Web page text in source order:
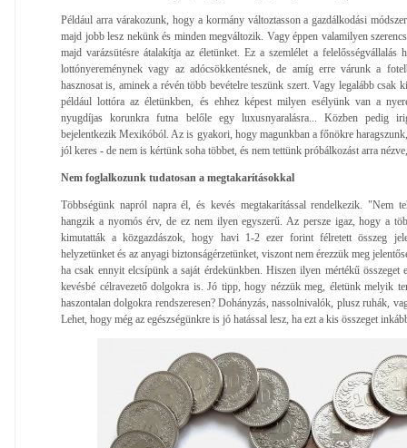
Például arra várakozunk, hogy a kormány változtasson a gazdálkodási
majd jobb lesz nekünk és minden megváltozik. Vagy éppen valamilyen
majd varázsütésre átalakítja az életünket. Ez a szemlélet a
lottónyereménynek vagy az adócsökkentésnek, de amíg erre várunk a
hasznosat is, aminek a révén több bevételre teszünk szert. Vagy legalább csak
például lottóra az életünkben, és ehhez képest milyen esélyünk van a
nyugdíjas korunkra futna belőle egy luxusnyaralásra... Közben pedig
bejelentkezik Mexikóból. Az is gyakori, hogy magunkban a főnökre
jól keres - de nem is kértünk soha többet, és nem tettünk próbálkozást arra
Nem foglalkozunk tudatosan a megtakarításokkal
Többségünk napról napra él, és kevés megtakarítással rendelkezik. "Nem
hangzik a nyomós érv, de ez nem ilyen egyszerű. Az persze igaz, hogy a
kimutatták a közgazdászok, hogy havi 1-2 ezer forint félretett összeg
helyzetünket és az anyagi biztonságérzetünket, viszont nem érezzük meg
ha csak ennyit elcsípünk a saját érdekünkben. Hiszen ilyen mértékű összeget
kevésbé célravezető dolgokra is. Jó tipp, hogy nézzük meg, életünk melyik
haszontalan dolgokra rendszeresen? Dohányzás, nassolnivalók, plusz ruhák,
Lehet, hogy még az egészségünkre is jó hatással lesz, ha ezt a kis összeget